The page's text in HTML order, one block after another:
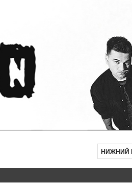
НИЖНИЙ